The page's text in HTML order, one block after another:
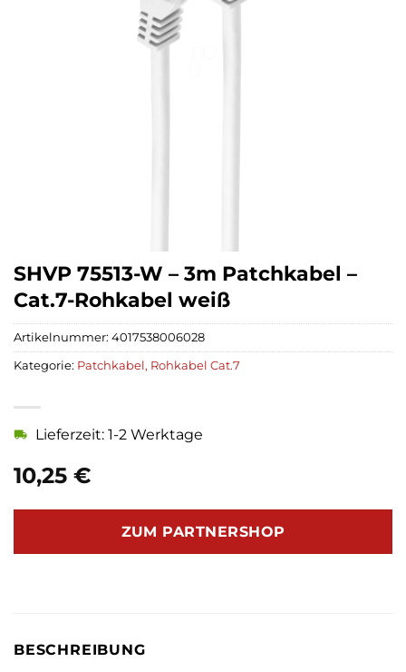
SHVP 75513-W – 3m Patchkabel –
Cat.7-Rohkabel weiß
10,25 €
Lieferzeit: 1-2 Werktage
ZUM PARTNERSHOP
Artikelnummer: 4017538006028
Kategorie: Patchkabel, Rohkabel Cat.7
BESCHREIBUNG